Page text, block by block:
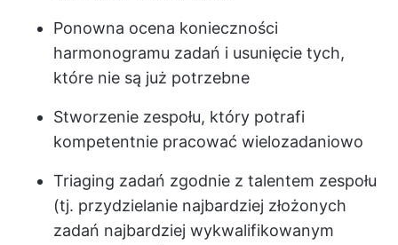
Ponowna ocena konieczności
harmonogramu zadań i usunięcie tych,
które nie są już potrzebne
Stworzenie zespołu, który potrafi
kompetentnie pracować wielozadaniowo
Triaging zadań zgodnie z talentem zespołu
(tj. przydzielanie najbardziej złożonych
zadań najbardziej wykwalifikowanym